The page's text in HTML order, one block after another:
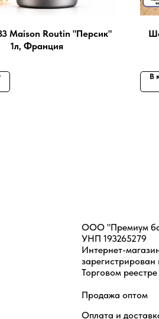
Maison Routin "Персик"
1л, Франция
В
ООО "Премиум
УНП 193265279
Интернет-
зарегистрирован
Торговом
Продажа оптом
Оплата и